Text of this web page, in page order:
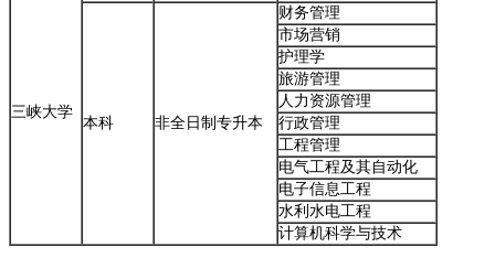
三峡大学
本科 非全日制专升本
财务管理
市场营销
护理学
旅游管理
人力资源管理
行政管理
工程管理
电气工程及其自动化
电子信息工程
水利水电工程
计算机科学与技术